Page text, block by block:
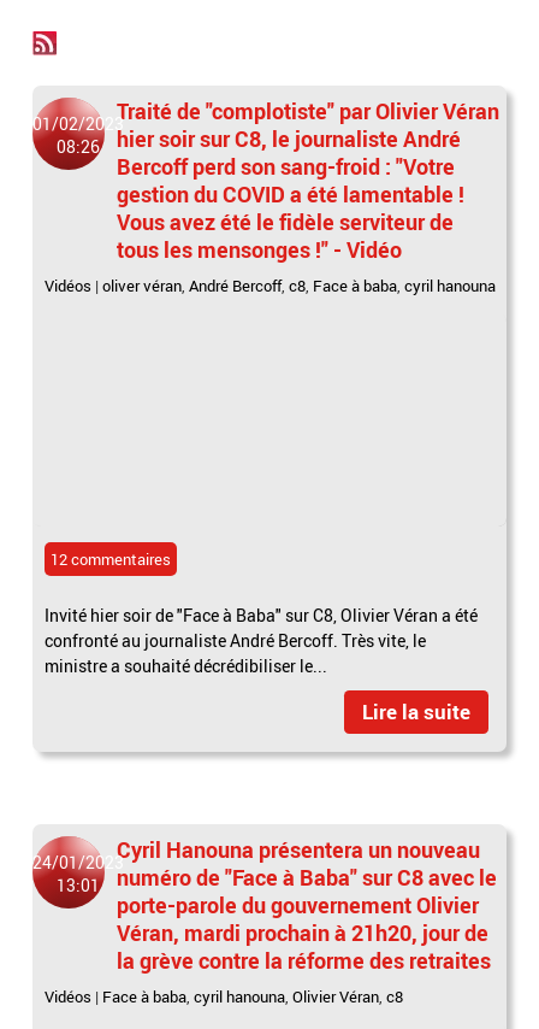
01/02/2023
08:26
Traité de "complotiste" par Olivier Véran
hier soir sur C8, le journaliste André
Bercoff perd son sang-froid : "Votre
gestion du COVID a été lamentable !
Vous avez été le fidèle serviteur de
tous les mensonges !" - Vidéo
Vidéos |oliver véran,André Bercoff,c8, Face à baba,cyril hanouna
12 commentaires
Invité hier soir de "Face à Baba" sur C8, Olivier Véran a été
confronté au journaliste André Bercoff. Très vite, le
ministre a souhaité décrédibiliser le...
Lire la suite
24/01/2023
13:01
Cyril Hanouna présentera un nouveau
numéro de "Face à Baba" sur C8 avec le
porte-parole du gouvernement Olivier
Véran, mardi prochain à 21h20, jour de
la grève contre la réforme des retraites
Vidéos | Face à baba,cyril hanouna,Olivier Véran,c8